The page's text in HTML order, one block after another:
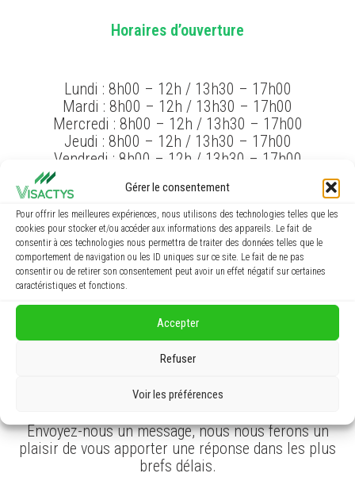
Gérer le consentement
Pour offrir les meilleures expériences, nous utilisons des technologies telles que les
cookies pour stocker et/ou accéder aux informations des appareils. Le fait de
consentir à ces technologies nous permettra de traiter des données telles que le
comportement de navigation ou les ID uniques sur ce site. Le fait de ne pas
consentir ou de retirer son consentement peut avoir un effet négatif sur certaines
caractéristiques et fonctions.
Accepter
Refuser
Voir les préférences
Horaires d’ouverture
Lundi : 8h00 – 12h / 13h30 – 17h00
Mardi : 8h00 – 12h / 13h30 – 17h00
Mercredi : 8h00 – 12h / 13h30 – 17h00
Jeudi : 8h00 – 12h / 13h30 – 17h00
Vendredi : 8h00 – 12h / 13h30 – 17h00
Contactez-nous
Vous avez des questions ou vous souhaitez vous
inscrire à une formation ?
Vous souhaitez en savoir plus sur les formations que
Vous avez un projet et vous souhaitez une
Envoyez-nous un message, nous nous ferons un
plaisir de vous apporter une réponse dans les plus
brefs délais.